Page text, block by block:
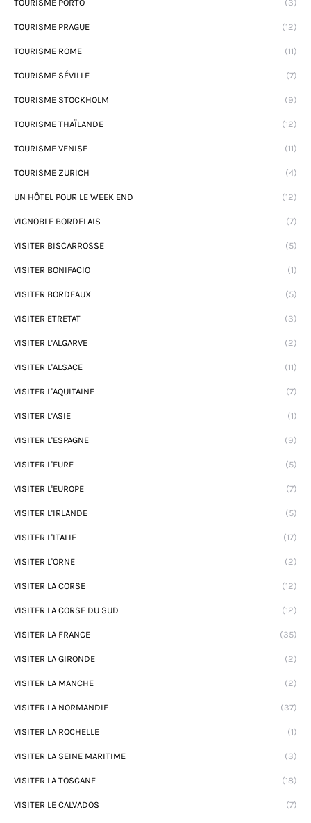
TOURISME PORTO (3)
TOURISME PRAGUE (12)
TOURISME ROME (11)
TOURISME SÉVILLE (7)
TOURISME STOCKHOLM (9)
TOURISME THAÏLANDE (12)
TOURISME VENISE (11)
TOURISME ZURICH (4)
UN HÔTEL POUR LE WEEK END (12)
VIGNOBLE BORDELAIS (7)
VISITER BISCARROSSE (5)
VISITER BONIFACIO (1)
VISITER BORDEAUX (5)
VISITER ETRETAT (3)
VISITER L'ALGARVE (2)
VISITER L'ALSACE (11)
VISITER L'AQUITAINE (7)
VISITER L'ASIE (1)
VISITER L'ESPAGNE (9)
VISITER L'EURE (5)
VISITER L'EUROPE (7)
VISITER L'IRLANDE (5)
VISITER L'ITALIE (17)
VISITER L'ORNE (2)
VISITER LA CORSE (12)
VISITER LA CORSE DU SUD (12)
VISITER LA FRANCE (35)
VISITER LA GIRONDE (2)
VISITER LA MANCHE (2)
VISITER LA NORMANDIE (37)
VISITER LA ROCHELLE (1)
VISITER LA SEINE MARITIME (3)
VISITER LA TOSCANE (18)
VISITER LE CALVADOS (7)